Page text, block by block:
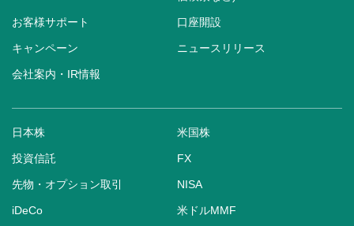
お客様サポート 口座開設
キャンペーン ニュースリリース
会社案内・IR情報
日本株 米国株
投資信託 FX
先物・オプション取引 NISA
iDeCo 米ドルMMF